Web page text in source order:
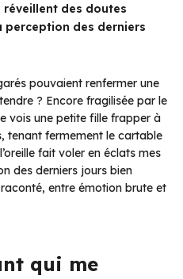
réveillent des doutes
des derniers
pouvaient renfermer une
? Encore fragilisée par le
vois une petite fille frapper à
tenant fermement le cartable
fait voler en éclats mes
des derniers jours bien
entre émotion brute et
qui me